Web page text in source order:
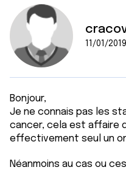
11/01/
Bonjour,
Je ne connais pas les
cancer, cela est affaire
effectivement seul un
Néanmoins au cas ou